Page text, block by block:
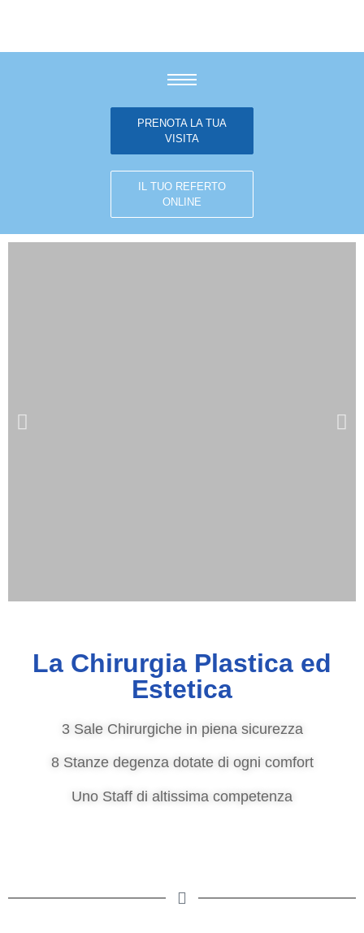
PRENOTA LA TUA
VISITA
IL TUO REFERTO
ONLINE
La Chirurgia Plastica ed
Estetica
3 Sale Chirurgiche in piena sicurezza
8 Stanze degenza dotate di ogni comfort
Uno Staff di altissima competenza